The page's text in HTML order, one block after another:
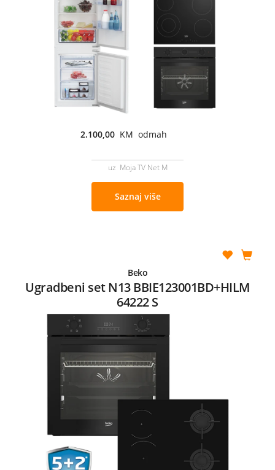
2.100,00 KM odmah
uz Moja TV Net M
Saznaj više
Beko
Ugradbeni set N13 BBIE123001BD+HILM
64222 S